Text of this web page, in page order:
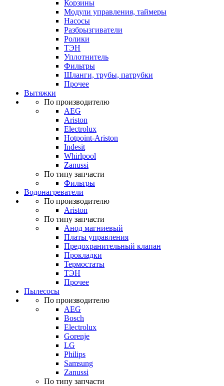
Корзины
Модули управления, таймеры
Насосы
Разбрызгиватели
Ролики
ТЭН
Уплотнитель
Фильтры
Шланги, трубы, патрубки
Прочее
Вытяжки
По производителю
AEG
Ariston
Electrolux
Hotpoint-Ariston
Indesit
Whirlpool
Zanussi
По типу запчасти
Фильтры
Водонагреватели
По производителю
Ariston
По типу запчасти
Анод магниевый
Платы управления
Предохранительный клапан
Прокладки
Термостаты
ТЭН
Прочее
Пылесосы
По производителю
AEG
Bosch
Electrolux
Gorenje
LG
Philips
Samsung
Zanussi
По типу запчасти